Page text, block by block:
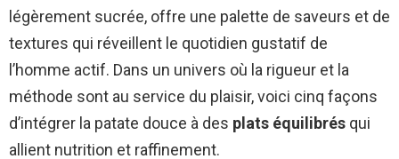
légèrement sucrée, offre une palette de saveurs et de
textures qui réveillent le quotidien gustatif de
l’homme actif. Dans un univers où la rigueur et la
méthode sont au service du plaisir, voici cinq façons
d’intégrer la patate douce à des plats équilibrés qui
allient nutrition et raffinement.